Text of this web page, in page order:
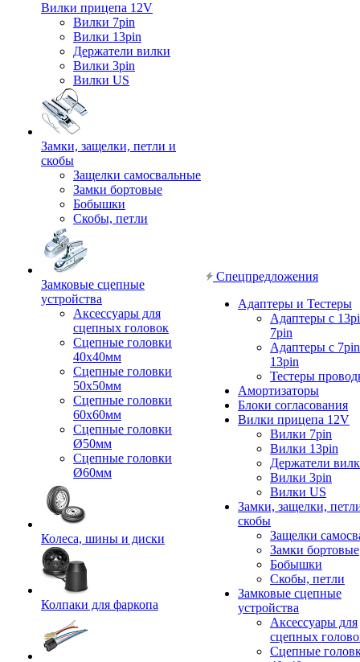
Вилки прицепа 12V
Вилки 7pin
Вилки 13pin
Держатели вилки
Вилки 3pin
Вилки US
Замки, защелки, петли и
скобы
Защелки самосвальные
Замки бортовые
Бобышки
Скобы, петли
Замковые сцепные
устройства
Аксессуары для
сцепных головок
Сцепные головки
40x40мм
Сцепные головки
50x50мм
Сцепные головки
60x60мм
Сцепные головки
Ø50мм
Сцепные головки
Ø60мм
Колеса, шины и диски
Колпаки для фаркопа
Спецпредложения
Адаптеры и Тестеры
Адаптеры с
7pin
Адаптеры с
13pin
Тестеры
Амортизаторы
Блоки согласования
Вилки прицепа 12V
Вилки 7pin
Вилки 13pin
Держатели
Вилки 3pin
Вилки US
Замки, защелки,
скобы
Защелки
Замки бортовые
Бобышки
Скобы, петли
Замковые сцепные
устройства
Аксессуары для
сцепных
Сцепные